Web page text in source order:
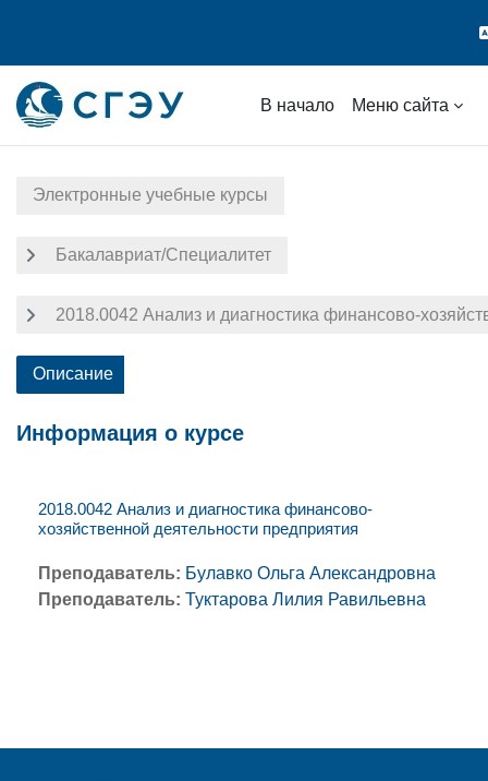
В начало
Меню сайта
Электронные учебные курсы
Бакалавриат/Специалитет
2018.0042 Анализ и диагностика финансово-
Описание
Информация о курсе
2018.0042 Анализ и диагностика финансово-
хозяйственной деятельности предприятия
Преподаватель: Булавко Ольга Александровна
Преподаватель: Туктарова Лилия Равильевна